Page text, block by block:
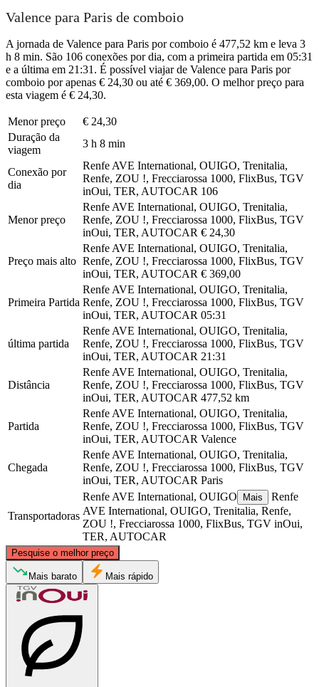
Valence para Paris de comboio
A jornada de Valence para Paris por comboio é 477,52 km e leva 3
h 8 min. São 106 conexões por dia, com a primeira partida em 05:31
e a última em 21:31. É possível viajar de Valence para Paris por
comboio por apenas € 24,30 ou até € 369,00. O melhor preço para
esta viagem é € 24,30.
Menor preço
€ 24,30
Duração da
viagem
3 h 8 min
Conexão por
dia
Renfe AVE International, OUIGO, Trenitalia,
Renfe, ZOU !, Frecciarossa 1000, FlixBus, TGV
inOui, TER, AUTOCAR 106
Menor preço
Renfe AVE International, OUIGO, Trenitalia,
Renfe, ZOU !, Frecciarossa 1000, FlixBus, TGV
inOui, TER, AUTOCAR € 24,30
Preço mais alto
Renfe AVE International, OUIGO, Trenitalia,
Renfe, ZOU !, Frecciarossa 1000, FlixBus, TGV
inOui, TER, AUTOCAR € 369,00
Primeira Partida
Renfe AVE International, OUIGO, Trenitalia,
Renfe, ZOU !, Frecciarossa 1000, FlixBus, TGV
inOui, TER, AUTOCAR 05:31
última partida
Renfe AVE International, OUIGO, Trenitalia,
Renfe, ZOU !, Frecciarossa 1000, FlixBus, TGV
inOui, TER, AUTOCAR 21:31
Distância
Renfe AVE International, OUIGO, Trenitalia,
Renfe, ZOU !, Frecciarossa 1000, FlixBus, TGV
inOui, TER, AUTOCAR 477,52 km
Partida
Renfe AVE International, OUIGO, Trenitalia,
Renfe, ZOU !, Frecciarossa 1000, FlixBus, TGV
inOui, TER, AUTOCAR Valence
Chegada
Renfe AVE International, OUIGO, Trenitalia,
Renfe, ZOU !, Frecciarossa 1000, FlixBus, TGV
inOui, TER, AUTOCAR Paris
Transportadoras
Renfe AVE International, OUIGO Mais
Renfe
AVE International, OUIGO, Trenitalia, Renfe,
ZOU !, Frecciarossa 1000, FlixBus, TGV inOui,
TER, AUTOCAR
Pesquise o melhor preço
Paris
©
Mais barato Mais rápido